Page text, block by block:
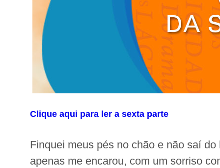
Clique aqui para ler a sexta parte
Finquei meus pés no chão e não saí
apenas me encarou, com um sorriso